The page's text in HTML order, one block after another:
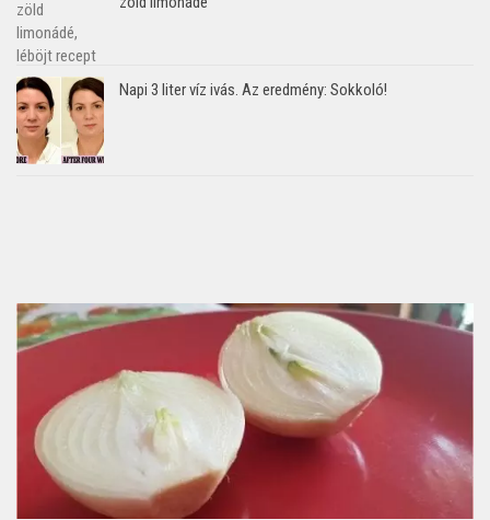
Napi 3 liter víz ivás. Az eredmény: Sokkoló!